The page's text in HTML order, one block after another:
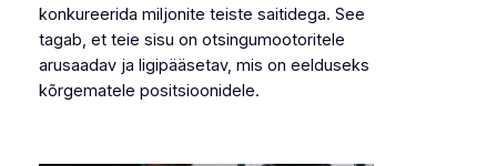
konkureerida miljonite teiste saitidega. See
tagab, et teie sisu on otsingumootoritele
arusaadav ja ligipääsetav, mis on eelduseks
kõrgematele positsioonidele.